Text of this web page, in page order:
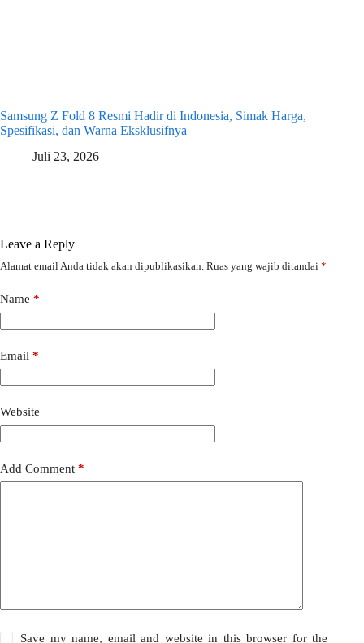
Samsung Z Fold 8 Resmi Hadir di Indonesia, Simak Harga,
Spesifikasi, dan Warna Eksklusifnya
Juli 23, 2026
Leave a Reply
Alamat email Anda tidak akan dipublikasikan. Ruas yang wajib ditandai *
Name *
Email *
Website
Add Comment *
Save my name, email and website in this browser for the